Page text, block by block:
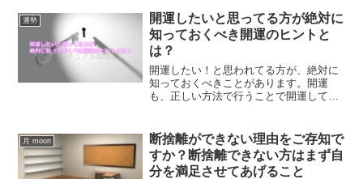
運勢
開運したいと思ってる方が絶対に
知っておくべき開運のヒントと
は？
開運したい！と思われてる方が、絶対に
知っておくべきことがあります。開運
も、正しい方法で行うことで開運してい
月 moon
断捨離ができない理由をご存知で
すか？断捨離できない方はまず自
分を満足させてあげること